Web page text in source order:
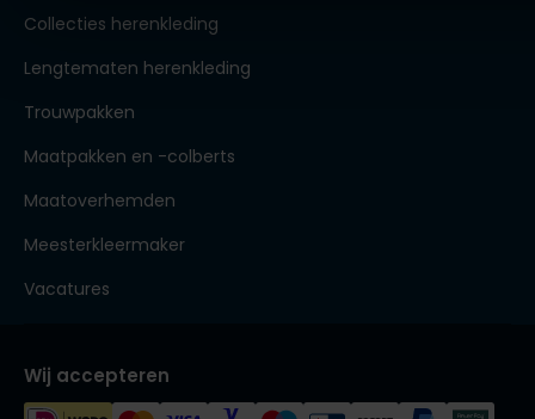
Collecties herenkleding
Lengtematen herenkleding
Trouwpakken
Maatpakken en -colberts
Maatoverhemden
Meesterkleermaker
Vacatures
Wij accepteren